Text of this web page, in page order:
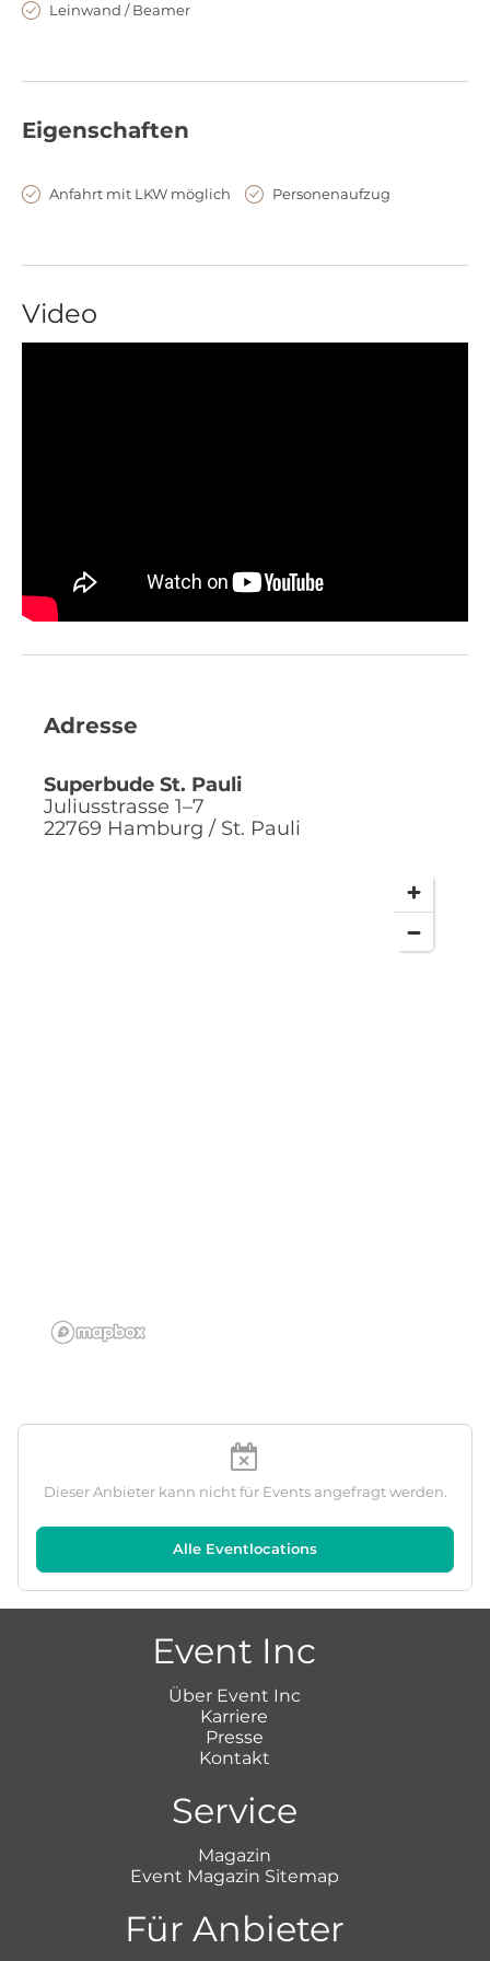
Leinwand / Beamer
Eigenschaften
Anfahrt mit LKW möglich Personenaufzug
Video
Adresse
Superbude St. Pauli
Juliusstrasse 1–7
22769 Hamburg / St. Pauli
Dieser Anbieter kann nicht für Events angefragt werden.
Alle Eventlocations
Event Inc
Über Event Inc
Karriere
Presse
Kontakt
Service
Magazin
Event Magazin Sitemap
Für Anbieter